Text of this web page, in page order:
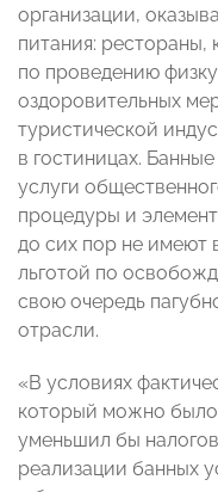
организации,
питания: рестораны,
по проведению
оздоровительных
туристической
в гостиницах.
услуги
процедуры и
до сих пор не имеют
льготой по
свою очередь
отрасли.
«В условиях
который можно было
уменьшил бы
реализации банных